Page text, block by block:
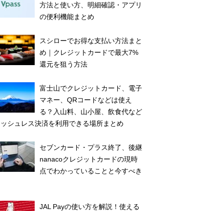
方法と使い方、明細確認・アプリ
の便利機能まとめ
スシローでお得な支払い方法まと
め｜クレジットカードで最大7%
還元を狙う方法
富士山でクレジットカード、電子
マネー、QRコードなどは使え
る？入山料、山小屋、飲食代など
シュレス決済を利用できる場所まとめ
セブンカード・プラス終了、後継
nanacoクレジットカードの現時
点でわかっていることと今すべき
JAL Payの使い方を解説！使える